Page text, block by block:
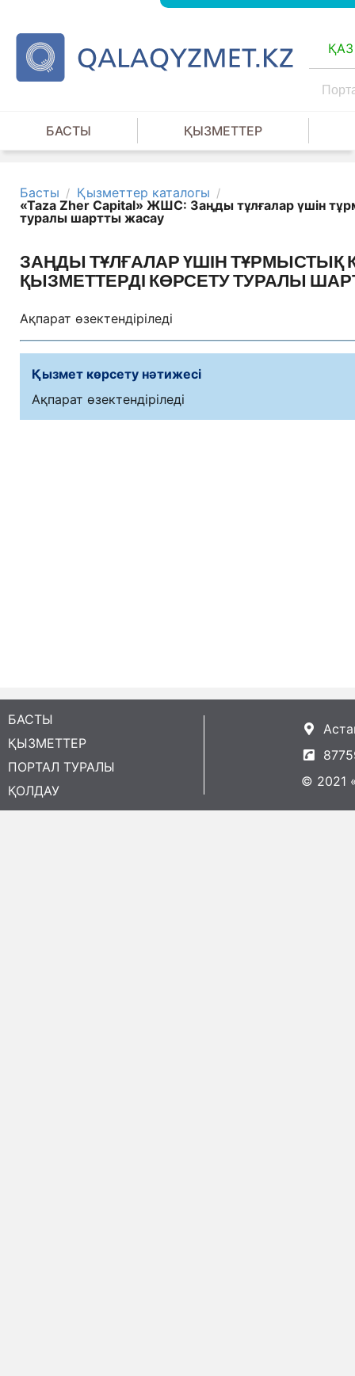
ҚАЗ
БАСТЫ ҚЫЗМЕТТЕР
Басты / Қызметтер каталогы /
«Taza Zher Capital» ЖШС: Заңды тұлғалар үшін
туралы шартты жасау
ЗАҢДЫ ТҰЛҒАЛАР ҮШІН
ҚЫЗМЕТТЕРДІ КӨРСЕТУ ТУРАЛЫ
Ақпарат өзектендіріледі
Қызмет көрсету нәтижесі
Ақпарат өзектендіріледі
БАСТЫ
ҚЫЗМЕТТЕР
ПОРТАЛ ТУРАЛЫ
ҚОЛДАУ
© 2021